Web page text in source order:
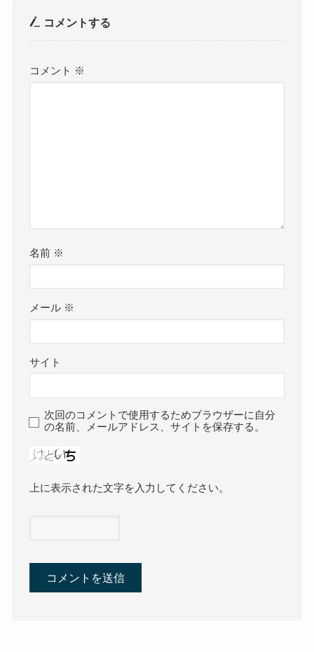
コメントする
コメント ※
名前 ※
メール ※
サイト
次回のコメントで使用するためブラウザーに自分
の名前、メールアドレス、サイトを保存する。
上に表示された文字を入力してください。